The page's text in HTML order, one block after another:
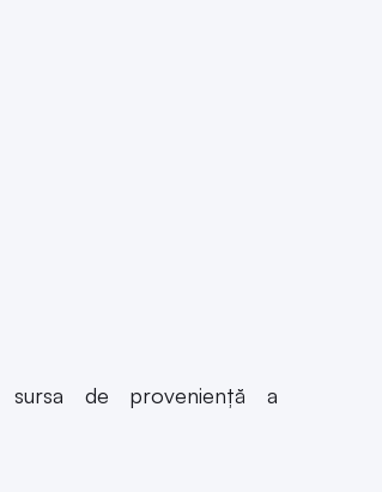
de provenienţă a